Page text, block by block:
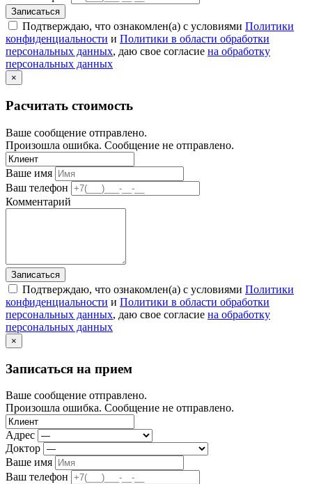
Записаться
Подтверждаю, что ознакомлен(а) с условиями Политики
конфиденциальности и Политики в области обработки
персональных данных, даю свое согласие на обработку
персональных данных
×
Расчитать стоимость
Ваше сообщение отправлено.
Произошла ошибка. Сообщение не отправлено.
Ваше имя
Ваш телефон
Комментарий
Записаться
Подтверждаю, что ознакомлен(а) с условиями Политики
конфиденциальности и Политики в области обработки
персональных данных, даю свое согласие на обработку
персональных данных
×
Записаться на прием
Ваше сообщение отправлено.
Произошла ошибка. Сообщение не отправлено.
Адрес
Доктор
Ваше имя
Ваш телефон